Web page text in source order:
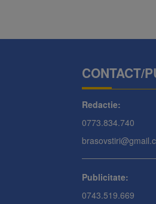
CONTACT/
Redactie:
0773.834.740
Publicitate:
0743.519.669